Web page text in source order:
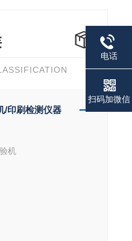
/印刷检测仪器
机
电话
扫码加微信